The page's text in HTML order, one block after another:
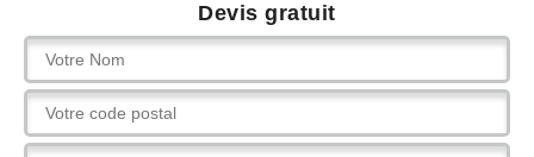
Devis gratuit